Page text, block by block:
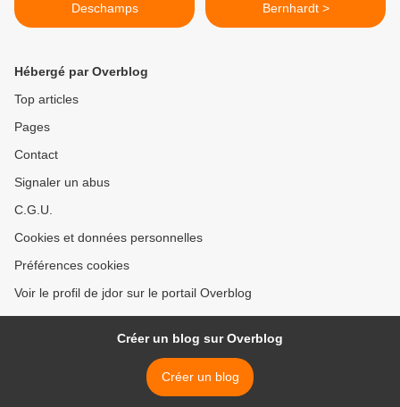
Deschamps
Bernhardt >
Hébergé par Overblog
Top articles
Pages
Contact
Signaler un abus
C.G.U.
Cookies et données personnelles
Préférences cookies
Voir le profil de jdor sur le portail Overblog
Créer un blog sur Overblog
Créer un blog